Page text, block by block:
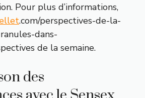
Pour plus d’informations,
.com/perspectives-de-la-
dans-
de la semaine.
des